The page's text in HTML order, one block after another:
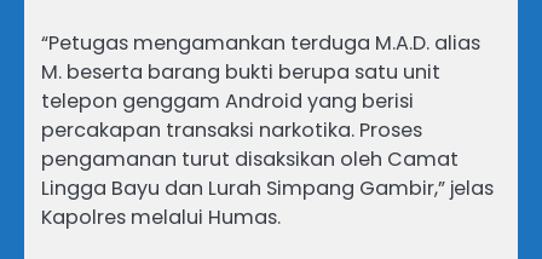
“Petugas mengamankan terduga M.A.D. alias
M. beserta barang bukti berupa satu unit
telepon genggam Android yang berisi
percakapan transaksi narkotika. Proses
pengamanan turut disaksikan oleh Camat
Lingga Bayu dan Lurah Simpang Gambir,” jelas
Kapolres melalui Humas.